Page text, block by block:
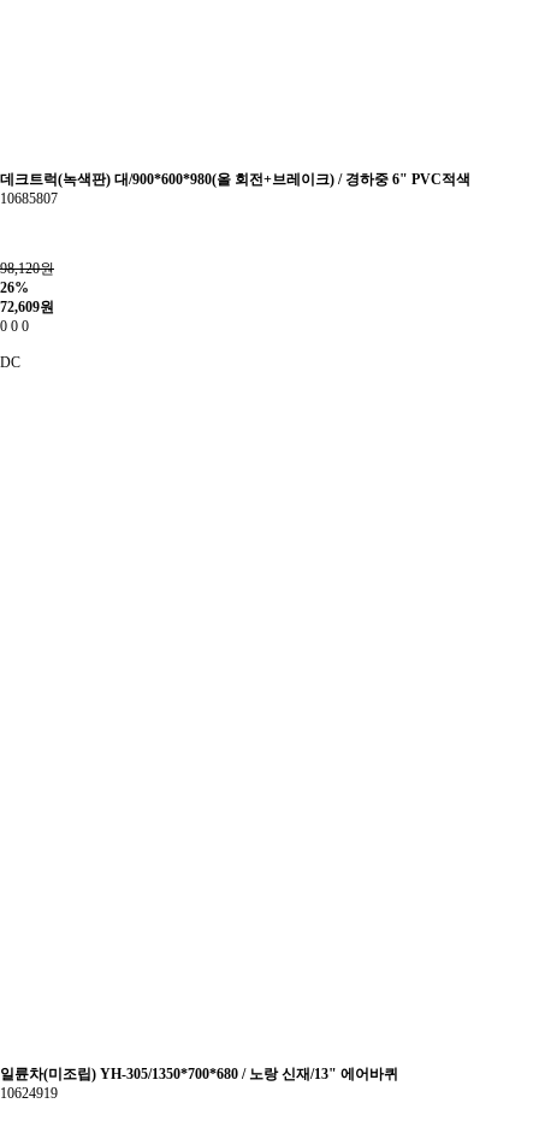
데크트럭(녹색판) 대/900*600*980(올 회전+브레이크) / 경하중 6" PVC적색
10685807
98,120원
26%
72,609원
0 0 0
DC
일륜차(미조립) YH-305/1350*700*680 / 노랑 신재/13" 에어바퀴
10624919